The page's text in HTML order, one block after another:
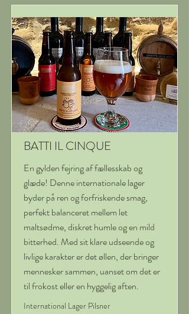
BATTI IL CINQUE
En gylden fejring af fællesskab og
glæde! Denne internationale lager
byder på ren og forfriskende smag,
perfekt balanceret mellem let
maltsødme, diskret humle og en mild
bitterhed. Med sit klare udseende og
livlige karakter er det øllen, der bringer
mennesker sammen, uanset om det er
til frokost eller en hyggelig aften.
International Lager Pilsner